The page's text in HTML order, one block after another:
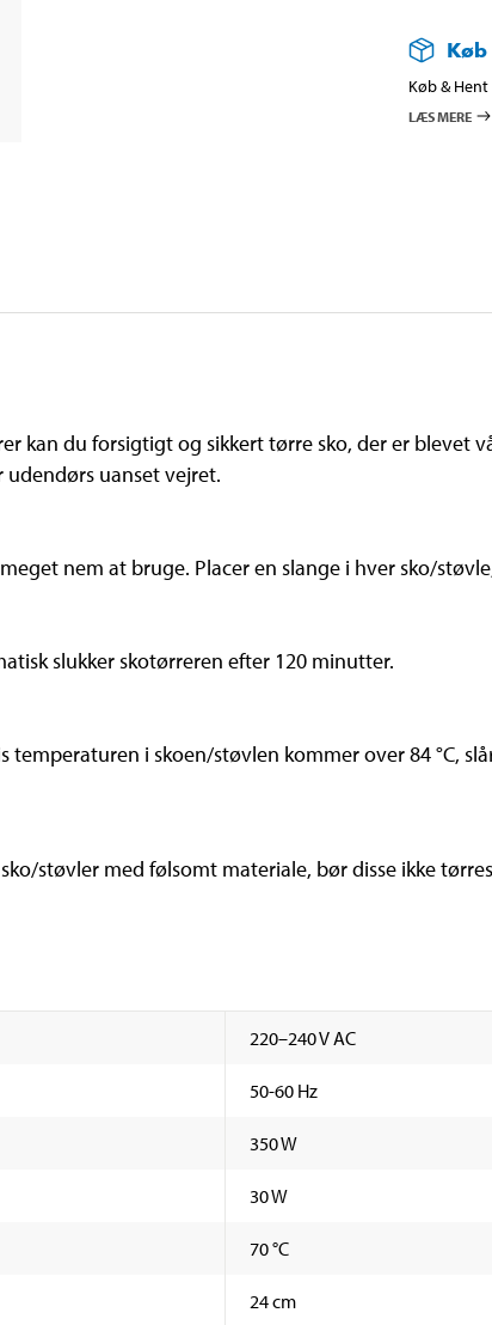
Køb &
LÆS MERE
kan du forsigtigt og sikkert tørre sko, der er blevet
uanset vejret.
nem at bruge. Placer en slange i hver sko/
slukker skotørreren efter 120 minutter.
i skoen/støvlen kommer over 84 °C,
støvler med følsomt materiale, bør disse ikke
220–240 V AC
50-60 Hz
350 W
30 W
70 °C
24 cm